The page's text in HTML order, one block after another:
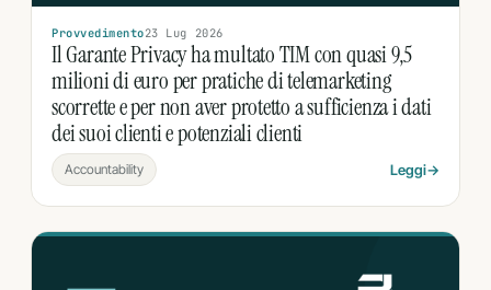
Provvedimento23 Lug 2026
Il Garante Privacy ha multato TIM con quasi 9,5
milioni di euro per pratiche di telemarketing
scorrette e per non aver protetto a sufficienza i dati
dei suoi clienti e potenziali clienti
Accountability Leggi→